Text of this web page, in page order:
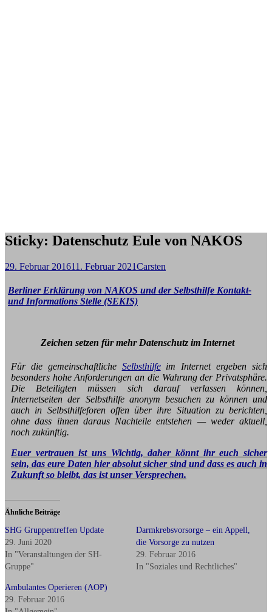
Sticky: Datenschutz Eule von NAKOS
29. Februar 201611. Februar 2021Carsten
Berliner Erklärung von NAKOS und der Selbsthilfe Kontakt-
und Informations Stelle (SEKIS)
Zeichen setzen für mehr Datenschutz im Internet
Für die gemeinschaftliche Selbsthilfeim Internet ergeben sich
besonders hohe Anforderungen an die Wahrung der Privatsphäre.
Die Beteiligten müssen sich darauf verlassen können,
Internetseiten der Selbsthilfe anonym besuchen zu können und
auch in Selbsthilfeforen offen über ihre Situation zu berichten,
ohne dass ihnen daraus Nachteile entstehen — weder aktuell,
noch zukünftig.
Euer vertrauen ist uns Wichtig, daher könnt ihr euch sicher
sein, das eure Daten hier absolut sicher sind und dass es auch in
Zukunft so bleibt, das ist unser Versprechen.
Ähnliche Beiträge
SHG Gruppentreffen Update
29. Juni 2020
In "Veranstaltungen der SH-
Gruppe"
Darmkrebsvorsorge – ein Appell,
die Vorsorge zu nutzen
29. Februar 2016
In "Soziales und Rechtliches"
Ambulantes Operieren (AOP)
29. Februar 2016